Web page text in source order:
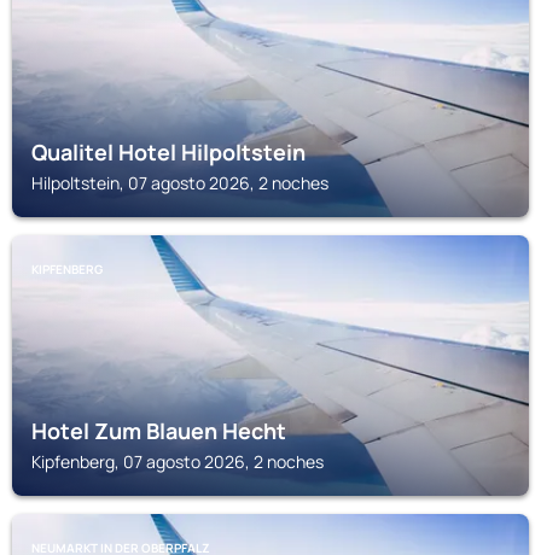
Qualitel Hotel Hilpoltstein
Hilpoltstein, 07 agosto 2026, 2 noches
KIPFENBERG
Hotel Zum Blauen Hecht
Kipfenberg, 07 agosto 2026, 2 noches
NEUMARKT IN DER OBERPFALZ